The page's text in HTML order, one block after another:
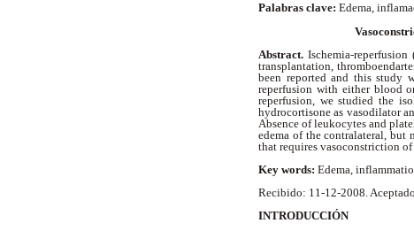
Palabras clave: Edema,
Abstract. Ischemia-
transplantation,
been reported and this study
reperfusion with either blood
reperfusion, we studied the
hydrocortisone as vasodilator
Absence of leukocytes and
edema of the contralateral, but
that requires vasoconstriction of
Key words: Edema,
Recibido: 11-12-2008.
INTRODUCCIÓN